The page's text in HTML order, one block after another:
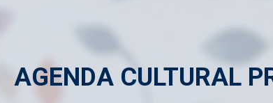
AGENDA CULTURAL